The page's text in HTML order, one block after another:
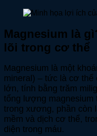
Magnesium là
lõi trong cơ thể
Magnesium là một
mineral) – tức là cơ
lớn, tính bằng trăm
tổng lượng
trong xương, phần còn
mềm và dịch cơ thể,
diện trong máu.